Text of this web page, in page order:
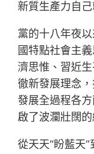
新質生產力自
黨的十八年夜
國特點社會主
濟思惟、習近
徹新發展理念
發展全過程各
啟了波瀾壯闊的
從天天“盼藍天”